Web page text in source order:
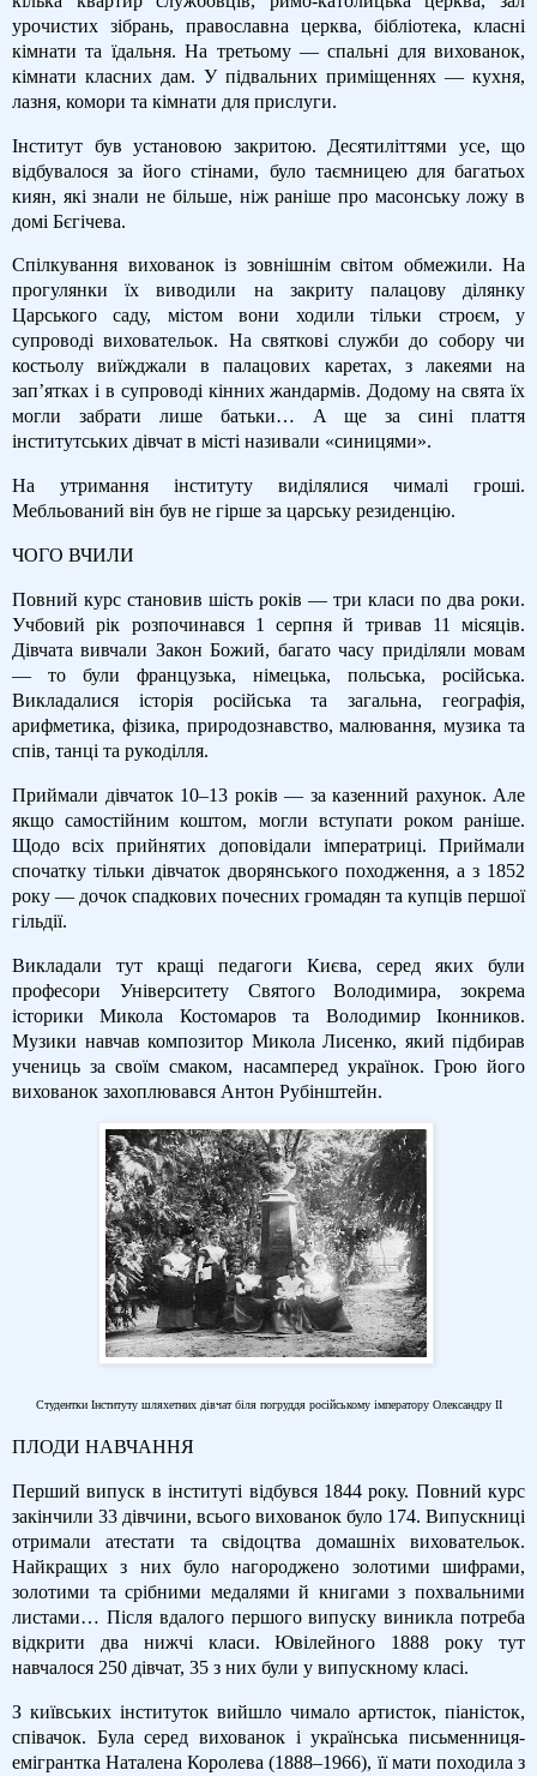
урочистих зібрань, православна церква, бібліотека, класні
кімнати та їдальня. На третьому — спальні для вихованок,
кімнати класних дам. У підвальних приміщеннях — кухня,
лазня, комори та кімнати для прислуги.
Інститут був установою закритою. Десятиліттями усе, що
відбувалося за його стінами, було таємницею для багатьох
киян, які знали не більше, ніж раніше про масонську ложу в
домі Бєгічева.
Спілкування вихованок із зовнішнім світом обмежили. На
прогулянки їх виводили на закриту палацову ділянку
Царського саду, містом вони ходили тільки строєм, у
супроводі виховательок. На святкові служби до собору чи
костьолу виїжджали в палацових каретах, з лакеями на
зап’ятках і в супроводі кінних жандармів. Додому на свята їх
могли забрати лише батьки… А ще за сині плаття
інститутських дівчат в місті називали «синицями».
На утримання інституту виділялися чималі гроші.
Мебльований він був не гірше за царську резиденцію.
ЧОГО ВЧИЛИ
Повний курс становив шість років — три класи по два роки.
Учбовий рік розпочинався 1 серпня й тривав 11 місяців.
Дівчата вивчали Закон Божий, багато часу приділяли мовам
— то були французька, німецька, польська, російська.
Викладалися історія російська та загальна, географія,
арифметика, фізика, природознавство, малювання, музика та
спів, танці та рукоділля.
Приймали дівчаток 10–13 років — за казенний рахунок. Але
якщо самостійним коштом, могли вступати роком раніше.
Щодо всіх прийнятих доповідали імператриці. Приймали
спочатку тільки дівчаток дворянського походження, а з 1852
року — дочок спадкових почесних громадян та купців першої
гільдії.
Викладали тут кращі педагоги Києва, серед яких були
професори Університету Святого Володимира, зокрема
історики Микола Костомаров та Володимир Іконников.
Музики навчав композитор Микола Лисенко, який підбирав
учениць за своїм смаком, насамперед українок. Грою його
вихованок захоплювався Антон Рубінштейн.
Студентки Інституту шляхетних дівчат біля погруддя російському імператору Олександру ІІ
ПЛОДИ НАВЧАННЯ
Перший випуск в інституті відбувся 1844 року. Повний курс
закінчили 33 дівчини, всього вихованок було 174. Випускниці
отримали атестати та свідоцтва домашніх виховательок.
Найкращих з них було нагороджено золотими шифрами,
золотими та срібними медалями й книгами з похвальними
листами… Після вдалого першого випуску виникла потреба
відкрити два нижчі класи. Ювілейного 1888 року тут
навчалося 250 дівчат, 35 з них були у випускному класі.
З київських інституток вийшло чимало артисток, піаністок,
співачок. Була серед вихованок і українська письменниця-
емігрантка Наталена Королева (1888–1966), її мати походила з